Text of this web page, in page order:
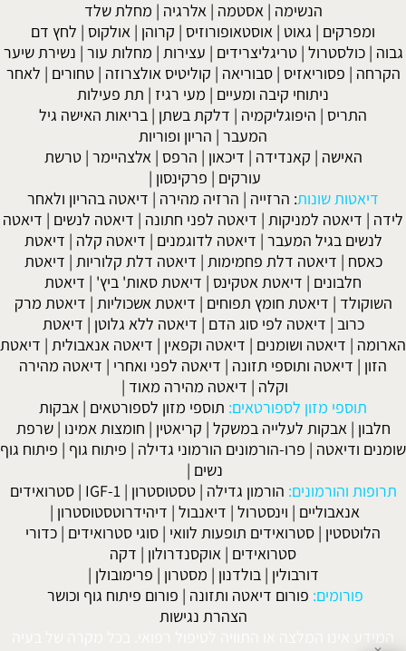
הנשימה | אסטמה | אלרגיה | מחלת שלד
ומפרקים | גאוט | אוסטאופורוזיס | קרוהן | אולקוס | לחץ דם
גבוה |כולסטרול |טריגליצרידים | עצירות | מחלות עור | נשירת שיער
הקרחה | פסוריאזיס |סבוריאה | קוליטיס אולצרוזה |טחורים | לאחר
ניתוחי קיבה ומעיים | מעי רגיז | תת פעילות
התריס | היפוגליקמיה | דלקת בשתן | בריאות האישה גיל
המעבר | הריון ופוריות
האישה | קאנדידה | דיכאון | הרפס | אלצהיימר |טרשת
עורקים | פרקינסון |
דיאטות שונות: הרזייה | הרזיה מהירה | דיאטה בהריון ולאחר
לידה | דיאטה למניקות | דיאטה לפני חתונה | דיאטה לנשים | דיאטה
לנשים בגיל המעבר | דיאטה לדוגמנים | דיאטה קלה | דיאטת
כאסח | דיאטה דלת פחמימות | דיאטה דלת קלוריות | דיאטת
חלבונים | דיאטת אטקינס | דיאטת סאות' ביץ' | דיאטת
השוקולד | דיאטת חומץ תפוחים | דיאטת אשכוליות | דיאטת מרק
כרוב | דיאטה לפי סוג הדם | דיאטה ללא גלוטן | דיאטת
הארומה | דיאטה ושומנים | דיאטה וקפאין | דיאטה אנאבולית | דיאטת
הזון | דיאטה ותוספי תזונה | דיאטה לפני ואחרי | דיאטה מהירה
וקלה | דיאטה מהירה מאוד |
תוספי מזון לספורטאים: תוספי מזון לספורטאים | אבקות
חלבון | אבקות לעלייה במשקל | קריאטין | חומצות אמינו |שרפת
שומנים ודיאטה | פרו-הורמונים הורמוני גדילה | פיתוח גוף | פיתוח גוף
נשים |
תרופות והורמונים: הורמון גדילה |טסטוסטרון |
IGF-1
|סטרואידים
אנאבוליים | וינסטרול | דיאנבול | דיהידרוטסטוסטרון |
הלוטסטין | סטרואידים תופעות לוואי | סוגי סטרואידים | כדורי
סטרואידים | אוקסנדרולון | דקה
דורבולין | בולדנון | מסטרון | פרימובולן |
פורומים: פורום דיאטה ותזונה | פורום פיתוח גוף וכושר
הצהרת נגישות
המידע אינו המלצה או התוויה לטיפול רפואי. בכל מקרה של בעיה